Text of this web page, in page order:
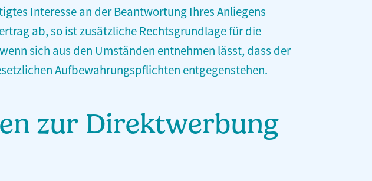
Interesse an der Beantwortung Ihres Anliegens
ab, so ist zusätzliche Rechtsgrundlage für die
sich aus den Umständen entnehmen lässt, dass der
Aufbewahrungspflichten entgegenstehen.
zur Direktwerbung